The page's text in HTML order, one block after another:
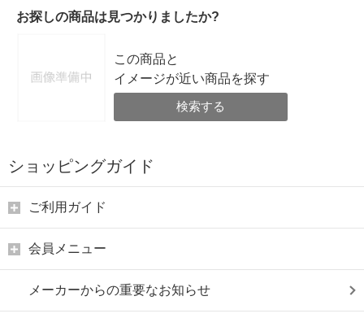
お探しの商品は見つかりましたか?
この商品と
イメージが近い商品を探す
検索する
ショッピングガイド
ご利用ガイド
会員メニュー
メーカーからの重要なお知らせ